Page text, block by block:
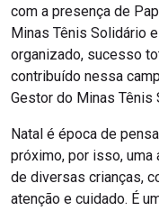
com a presença de
Minas Tênis Solidário
organizado, sucesso
contribuído nessa
Gestor do Minas Tênis
Natal é época de
próximo, por isso, uma
de diversas crianças,
atenção e cuidado. É